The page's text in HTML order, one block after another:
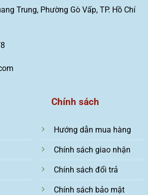
Trung, Phường Gò Vấp, TP. Hồ Chí
Chính sách
Hướng dẫn mua hàng
Chính sách giao nhận
Chính sách đổi trả
Chính sách bảo mật